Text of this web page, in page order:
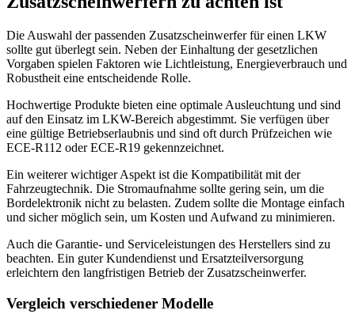
Die Auswahl der passenden Zusatzscheinwerfer für einen LKW
sollte gut überlegt sein. Neben der Einhaltung der gesetzlichen
Vorgaben spielen Faktoren wie Lichtleistung, Energieverbrauch und
Robustheit eine entscheidende Rolle.
Hochwertige Produkte bieten eine optimale Ausleuchtung und sind
auf den Einsatz im LKW-Bereich abgestimmt. Sie verfügen über
eine gültige Betriebserlaubnis und sind oft durch Prüfzeichen wie
ECE-R112 oder ECE-R19 gekennzeichnet.
Ein weiterer wichtiger Aspekt ist die Kompatibilität mit der
Fahrzeugtechnik. Die Stromaufnahme sollte gering sein, um die
Bordelektronik nicht zu belasten. Zudem sollte die Montage einfach
und sicher möglich sein, um Kosten und Aufwand zu minimieren.
Auch die Garantie- und Serviceleistungen des Herstellers sind zu
beachten. Ein guter Kundendienst und Ersatzteilversorgung
erleichtern den langfristigen Betrieb der Zusatzscheinwerfer.
Vergleich verschiedener Modelle